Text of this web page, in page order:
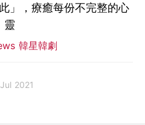
」，療癒每份不完整的心
靈
韓星韓劇
2021